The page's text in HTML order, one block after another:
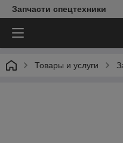
Запчасти спецтехники
Товары и услуги